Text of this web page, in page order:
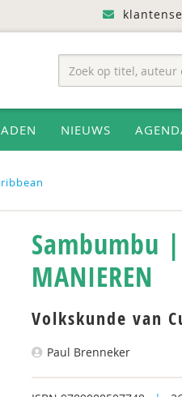
NIEUWS
Sambumbu |
MANIEREN
Volkskunde van
Paul Brenneker